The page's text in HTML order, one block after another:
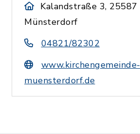
Kalandstraße 3, 25587
Münsterdorf
04821/82302
www.kirchengemeinde-
muensterdorf.de